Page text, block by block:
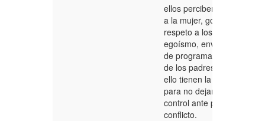
ellos perciben maltrato,
a la mujer, golpes,
respeto a los padres,
egoísmo, envidia, alcohol,
de programas lo ven a
de los padres o por
ello tienen la capacidad y
para no dejar
control ante posibles
conflicto.